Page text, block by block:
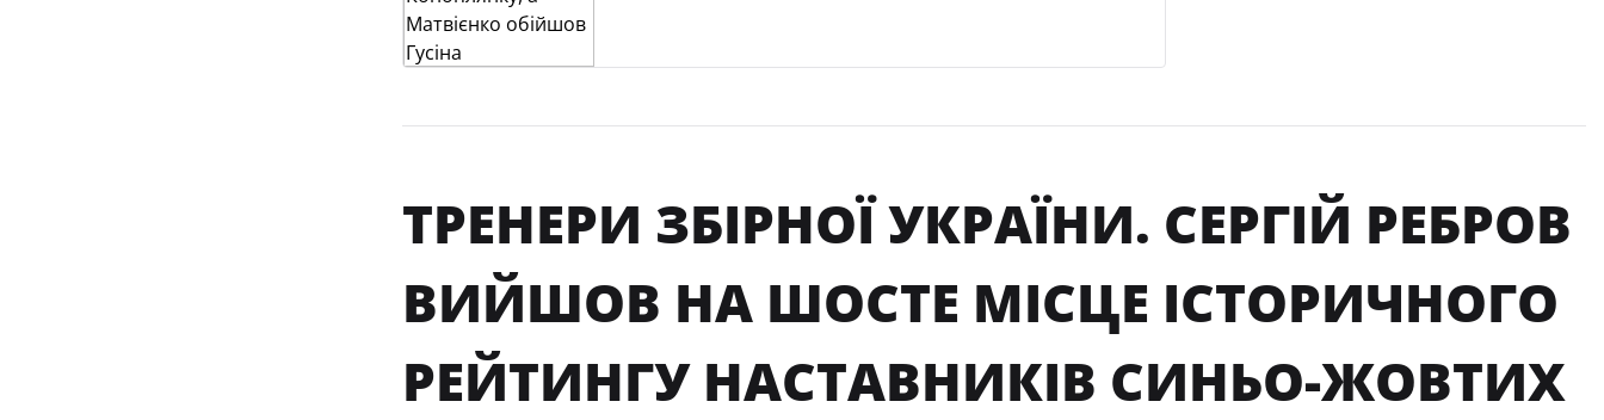
ТРЕНЕРИ ЗБІРНОЇ УКРАЇНИ. СЕРГІЙ РЕБРОВ
ВИЙШОВ НА ШОСТЕ МІСЦЕ ІСТОРИЧНОГО
РЕЙТИНГУ НАСТАВНИКІВ СИНЬО-ЖОВТИХ